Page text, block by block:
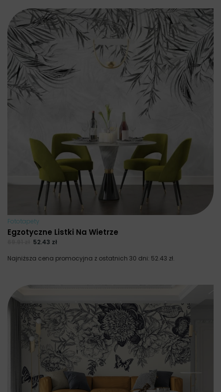
Fototapety
Egzotyczne Listki Na Wietrze
52.43 zł
Najniższa cena promocyjna z ostatnich 30 dni: 52.43 zł.